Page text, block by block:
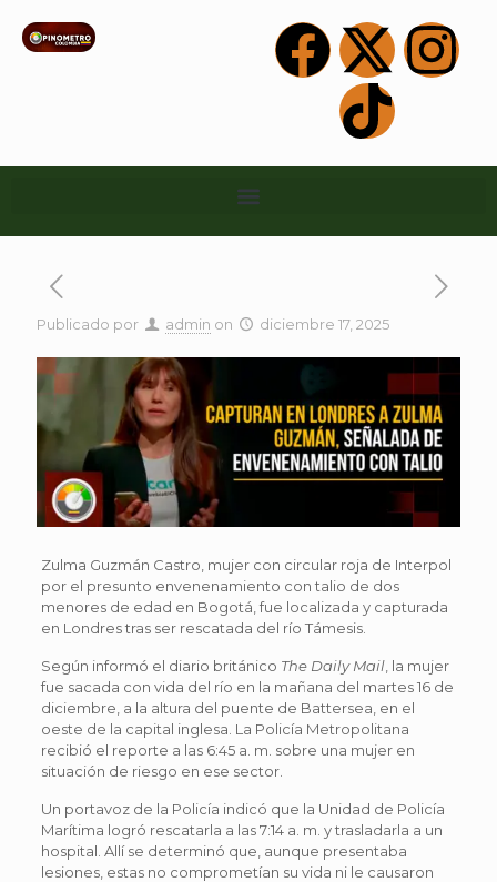
Publicado por admin on diciembre 17, 2025
Zulma Guzmán Castro, mujer con circular roja de Interpol
por el presunto envenenamiento con talio de dos
menores de edad en Bogotá, fue localizada y capturada
en Londres tras ser rescatada del río Támesis.
Según informó el diario británico The Daily Mail, la mujer
fue sacada con vida del río en la mañana del martes 16 de
diciembre, a la altura del puente de Battersea, en el
oeste de la capital inglesa. La Policía Metropolitana
recibió el reporte a las 6:45 a. m. sobre una mujer en
situación de riesgo en ese sector.
Un portavoz de la Policía indicó que la Unidad de Policía
Marítima logró rescatarla a las 7:14 a. m. y trasladarla a un
hospital. Allí se determinó que, aunque presentaba
lesiones, estas no comprometían su vida ni le causaron